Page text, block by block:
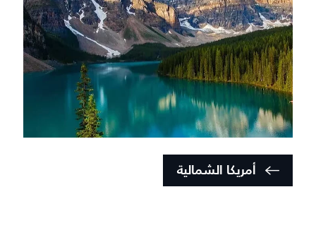
أمريكا الشمالية